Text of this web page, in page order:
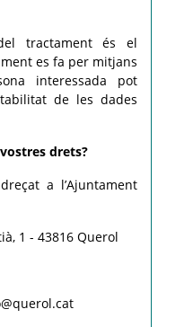
tractament és el
es fa per mitjans
interessada pot
de les dades
drets?
a l’Ajuntament
1 - 43816 Querol